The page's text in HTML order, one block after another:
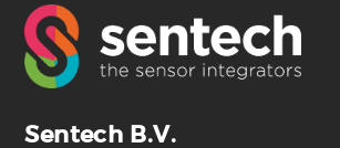
Sentech B.V.